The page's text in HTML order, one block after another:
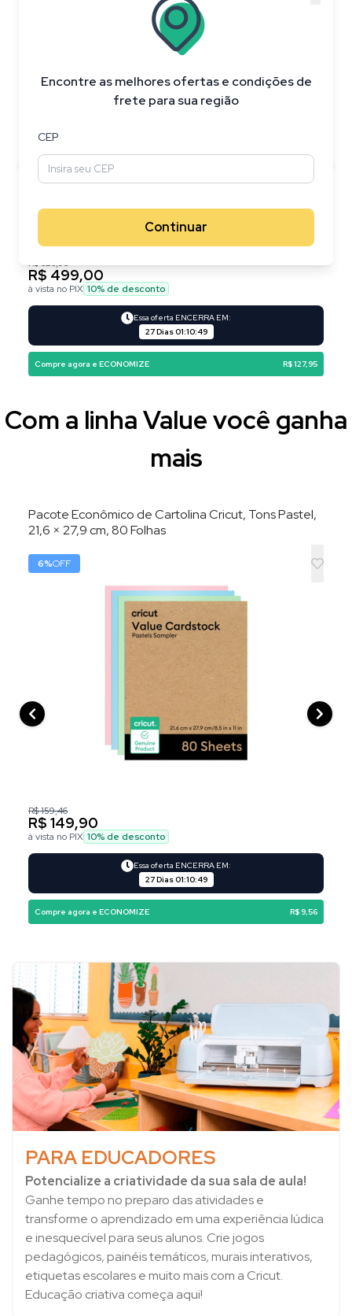
Encontre as melhores ofertas e condições de
frete para sua região
CEP
Continuar
R$ 626,95
R$ 499,00
à vista no PIX 10% de desconto
Essa oferta ENCERRA EM:
27 Dias01:10:48
Compre agora e ECONOMIZE R$ 127,95
Com a linha Value você ganha
mais
Pacote Econômico de Cartolina Cricut, Tons Pastel,
21,6 × 27,9 cm, 80 Folhas
6%OFF
R$ 159,46
R$ 149,90
à vista no PIX 10% de desconto
Essa oferta ENCERRA EM:
27 Dias01:10:48
Compre agora e ECONOMIZE R$ 9,56
PARA EDUCADORES
Potencialize a criatividade da sua sala de aula!
Ganhe tempo no preparo das atividades e
transforme o aprendizado em uma experiência lúdica
e inesquecível para seus alunos. Crie jogos
pedagógicos, painéis temáticos, murais interativos,
etiquetas escolares e muito mais com a Cricut.
Educação criativa começa aqui!